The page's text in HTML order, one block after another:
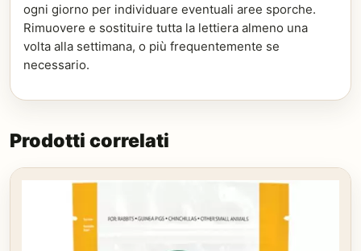
ogni giorno per individuare eventuali aree sporche.
Rimuovere e sostituire tutta la lettiera almeno una
volta alla settimana, o più frequentemente se
necessario.
Prodotti correlati